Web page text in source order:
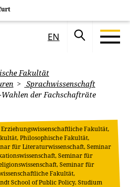
EN
Fakultät
Sprachwissenschaft
Wahlen der Fachschafträte
Fakultät,
Philosophische Fakultät,
für Literaturwissenschaft, Seminar
Seminar für
Seminar für
Fakultät,
School of Public Policy, Studium